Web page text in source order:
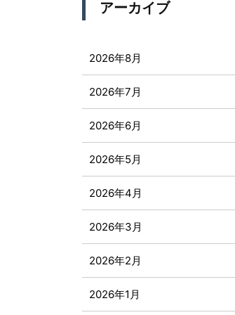
アーカイブ
2026年8月
2026年7月
2026年6月
2026年5月
2026年4月
2026年3月
2026年2月
2026年1月